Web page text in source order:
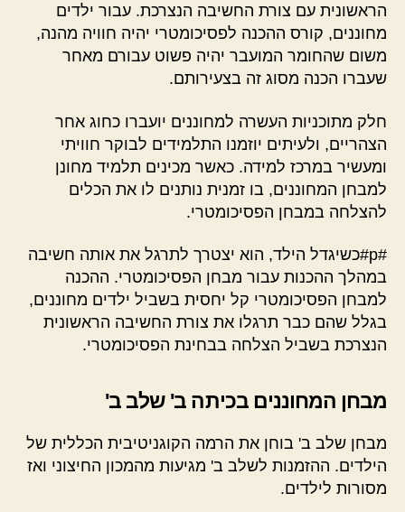
הראשונית עם צורת החשיבה הנצרכת. עבור ילדים
מחוננים, קורס ההכנה לפסיכומטרי יהיה חוויה מהנה,
משום שהחומר המועבר יהיה פשוט עבורם מאחר
שעברו הכנה מסוג זה בצעירותם.
חלק מתוכניות העשרה למחוננים יועברו כחוג אחר
הצהריים, ולעיתים יוזמנו התלמידים לבוקר חוויתי
ומעשיר במרכז למידה. כאשר מכינים תלמיד מחונן
למבחן המחוננים, בו זמנית נותנים לו את הכלים
להצלחה במבחן הפסיכומטרי.
#p#כשיגדל הילד, הוא יצטרך לתרגל את אותה חשיבה
במהלך ההכנות עבור מבחן הפסיכומטרי. ההכנה
למבחן הפסיכומטרי קל יחסית בשביל ילדים מחוננים,
בגלל שהם כבר תרגלו את צורת החשיבה הראשונית
הנצרכת בשביל הצלחה בבחינת הפסיכומטרי.
מבחן המחוננים בכיתה ב' שלב ב'
מבחן שלב ב' בוחן את הרמה הקוגניטיבית הכללית של
הילדים. ההזמנות לשלב ב' מגיעות מהמכון החיצוני ואז
מסורות לילדים.